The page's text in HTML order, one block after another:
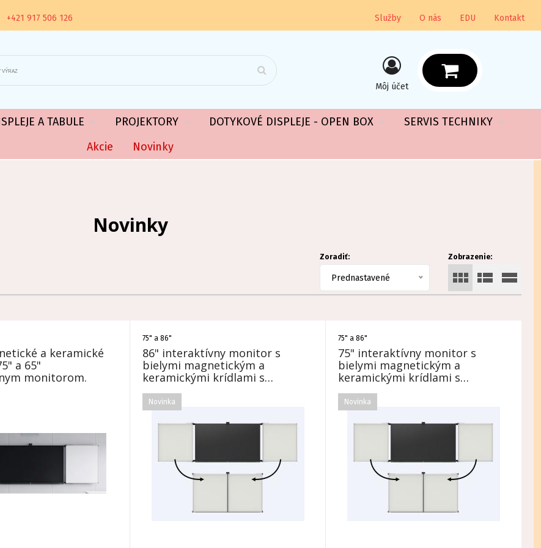
+421 917 506 126 Služby O nás EDU Kontakt
Môj účet
A TABULE PROJEKTORY DOTYKOVÉ DISPLEJE - OPEN BOX
SERVIS TECHNIKY
Akcie
Novinky
Novinky
Zobrazenie:
Zoradiť:
Prednastavené
a keramické
a 65"
monitorom.
75" a 86"
86" interaktívny monitor s
bielymi magnetickým a
keramickými krídlami s
Windows 11 Pro
Novinka
75" a 86"
75" interaktívny monitor s
bielymi magnetickým a
keramickými krídlami s
Windows 11 Pro
Novinka